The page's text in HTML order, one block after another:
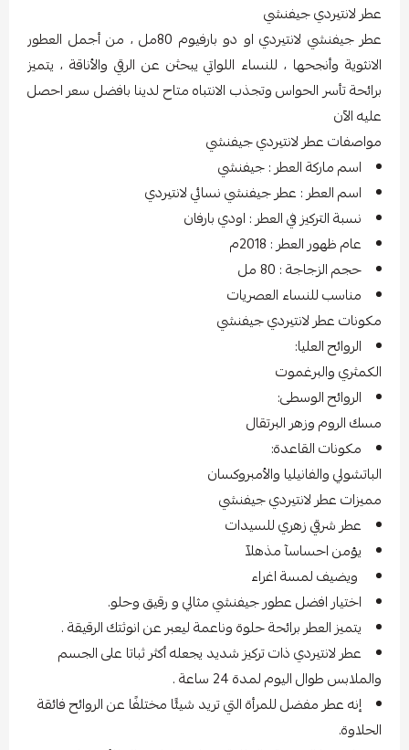
عطر لانتيردي جيفنشي
عطر جيفنشي لانتيردي او دو بارفيوم 80مل ، من أجمل العطور
الانثوية وأنجحها ، للنساء اللواتي يبحثن عن الرقي والأناقة ، يتميز
برائحة تأسر الحواس وتجذب الانتباه متاح لدينا بافضل سعر احصل
عليه الآن
مواصفات عطر لانتيردي جيفنشي
اسم ماركة العطر : جيفنشي
اسم العطر : عطر جيفنشي نسائي لانتيردي
نسبة التركيز في العطر : اودي بارفان
عام ظهور العطر : 2018م
حجم الزجاجة : 80 مل
مناسب للنساء العصريات
مكونات عطر لانتيردي جيفنشي
الروائح العليا:
الكمثري والبرغموت
الروائح الوسطى:
مسك الروم وزهر البرتقال
مكونات القاعدة:
الباتشولي والفانيليا والأمبروكسان
مميزات عطر لانتيردي جيفنشي
عطر شرقي زهري للسيدات
يؤمن احساسآ مذهلآ
ويضيف لمسة اغراء
اختيار افضل عطور جيفنشي مثالي و رقيق وحلو.
يتميز العطر برائحة حلوة وناعمة ليعبر عن انوثتك الرقيقة .
عطر لانتيردي ذات تركيز شديد يجعله أكثر ثباتا على الجسم
والملابس طوال اليوم لمدة 24 ساعة .
إنه عطر مفضل للمرأة التي تريد شيئًا مختلفًا عن الروائح فائقة
الحلاوة.